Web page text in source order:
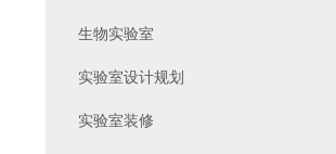
生物实验室
实验室设计规划
实验室装修